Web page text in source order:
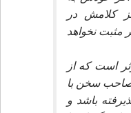
كلامش در
مثبت نخواهد
است كه از
سخن با
باشد و